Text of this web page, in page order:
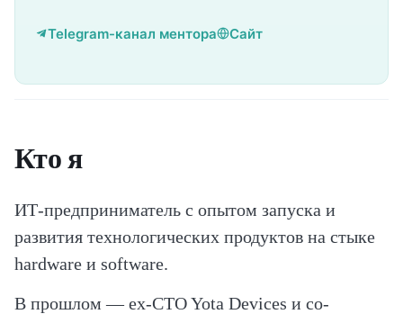
Telegram-канал ментора Сайт
Кто я
ИТ-предприниматель с опытом запуска и
развития технологических продуктов на стыке
hardware и software.
В прошлом — ex-CTO Yota Devices и со-